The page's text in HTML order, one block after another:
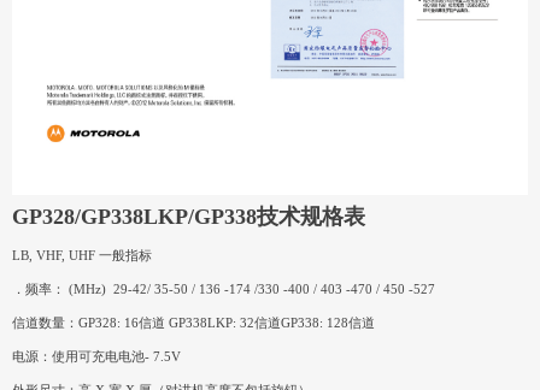
GP328/GP338LKP/GP338技术规格表
LB, VHF, UHF 一般指标
．频率： (MHz) 29-42/ 35-50 / 136 -174 /330 -400 / 403 -470 / 450 -527
信道数量：GP328: 16信道 GP338LKP: 32信道GP338: 128信道
电源：使用可充电电池- 7.5V